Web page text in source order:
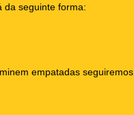
da seguinte forma:
empatadas